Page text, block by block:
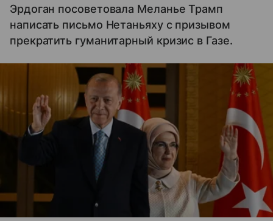
Эрдоган посоветовала Меланье Трамп
написать письмо Нетаньяху с призывом
прекратить гуманитарный кризис в Газе.